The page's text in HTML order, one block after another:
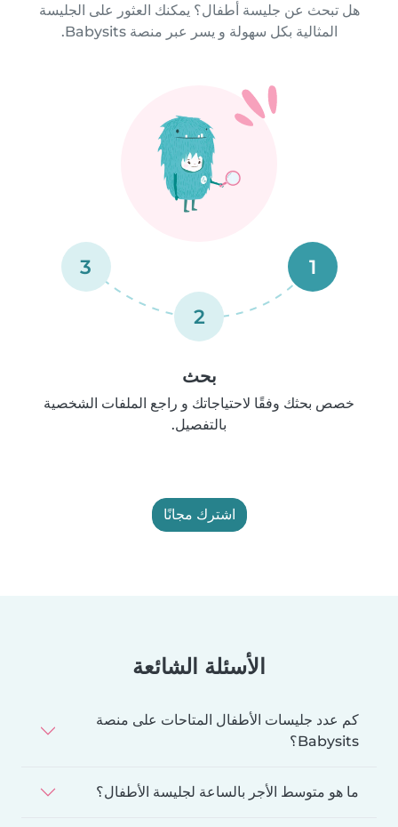
هل تبحث عن جليسة أطفال؟ يمكنك العثور على الجليسة
المثالية بكل سهولة و يسر عبر منصة Babysits.
1
2
3
بحث
خصص بحثك وفقًا لاحتياجاتك و راجع الملفات الشخصية
بالتفصيل.
اشترك مجانًا
الأسئلة الشائعة
كم عدد جليسات الأطفال المتاحات على منصة
Babysits؟
ما هو متوسط الأجر بالساعة لجليسة الأطفال؟